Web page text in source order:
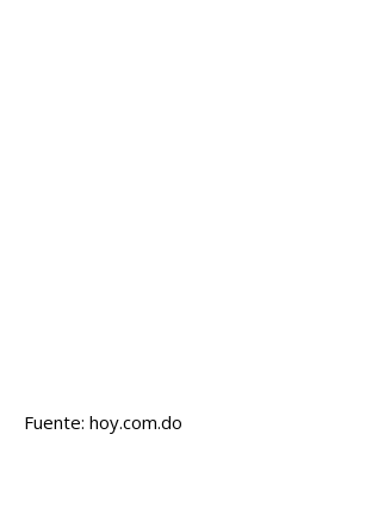
Fuente: hoy.com.do